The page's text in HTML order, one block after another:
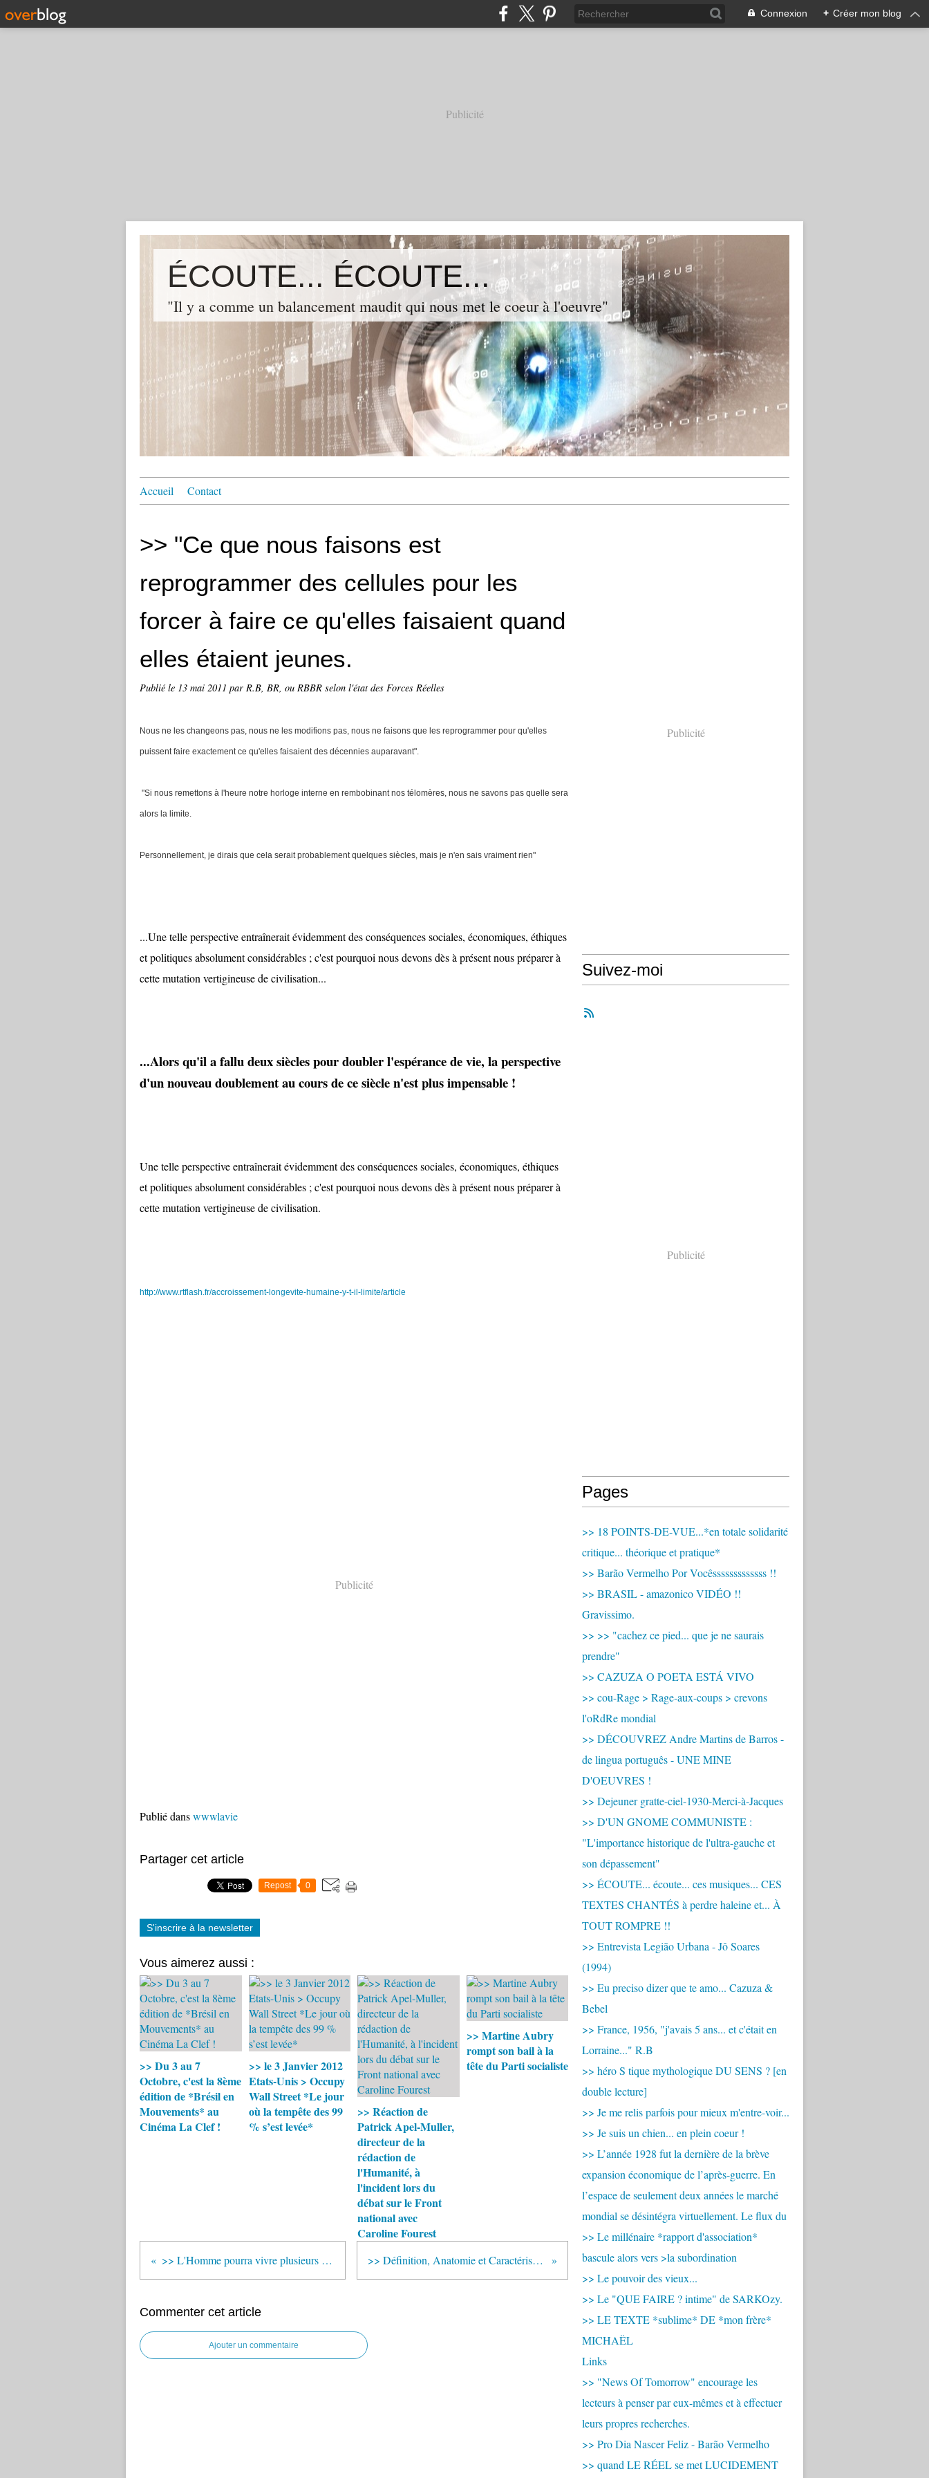
Connexion + Créer mon blog
Publicité
ÉCOUTE... ÉCOUTE...
"Il y a comme un balancement maudit qui nous met le coeur à l'oeuvre"
Accueil Contact
>> "Ce que nous faisons est
reprogrammer des cellules pour les
forcer à faire ce qu'elles faisaient quand
elles étaient jeunes.
Publié le 13 mai 2011 par R.B, BR, ou RBBR selon l'état des Forces Réelles
Nous ne les changeons pas, nous ne les modifions pas, nous ne faisons que les reprogrammer pour qu'elles
puissent faire exactement ce qu'elles faisaient des décennies auparavant".
"Si nous remettons à l'heure notre horloge interne en rembobinant nos télomères, nous ne savons pas quelle sera
alors la limite.
Personnellement, je dirais que cela serait probablement quelques siècles, mais je n'en sais vraiment rien"
...Une telle perspective entraînerait évidemment des conséquences sociales, économiques, éthiques
et politiques absolument considérables ; c'est pourquoi nous devons dès à présent nous préparer à
cette mutation vertigineuse de civilisation...
...Alors qu'il a fallu deux siècles pour doubler l'espérance de vie, la perspective
d'un nouveau doublement au cours de ce siècle n'est plus impensable !
Une telle perspective entraînerait évidemment des conséquences sociales, économiques, éthiques
et politiques absolument considérables ; c'est pourquoi nous devons dès à présent nous préparer à
cette mutation vertigineuse de civilisation.
http://www.rtflash.fr/accroissement-longevite-humaine-y-t-il-limite/article
Publicité
Publié danswwwlavie
Partager cet article
Repost 0
S'inscrire à la newsletter
Vous aimerez aussi :
>> Du 3 au 7
Octobre, c'est la 8ème
édition de *Brésil en
Mouvements* au
Cinéma La Clef !
>> le 3 Janvier 2012
Etats-Unis > Occupy
Wall Street *Le jour
où la tempête des 99
% s’est levée*
>> Réaction de
Patrick Apel-Muller,
directeur de la
rédaction de
l'Humanité, à
l'incident lors du
débat sur le Front
national avec
Caroline Fourest
>> Martine Aubry
rompt son bail à la
tête du Parti socialiste
>> L'Homme pourra vivre plusieurs siècles... Probablement. >> Définition, Anatomie et Caractéristiques du Corps Calleux
Commenter cet article
Ajouter un commentaire
Publicité
Suivez-moi
Publicité
Pages
>> 18 POINTS-DE-VUE...*en totale solidarité
critique... théorique et pratique*
>> Barão Vermelho Por Vocêsssssssssssss !!
>> BRASIL - amazonico VIDÉO !!
Gravissimo.
>> >> "cachez ce pied... que je ne saurais
prendre"
>> CAZUZA O POETA ESTÁ VIVO
>> cou-Rage > Rage-aux-coups > crevons
l'oRdRe mondial
>> DÉCOUVREZ Andre Martins de Barros -
de lingua português - UNE MINE
D'OEUVRES !
>> Dejeuner gratte-ciel-1930-Merci-à-Jacques
>> D'UN GNOME COMMUNISTE :
"L'importance historique de l'ultra-gauche et
son dépassement"
>> ÉCOUTE... écoute... ces musiques... CES
TEXTES CHANTÉS à perdre haleine et... À
TOUT ROMPRE !!
>> Entrevista Legião Urbana - Jô Soares
(1994)
>> Eu preciso dizer que te amo... Cazuza &
Bebel
>> France, 1956, "j'avais 5 ans... et c'était en
Lorraine..." R.B
>> héro S tique mythologique DU SENS ? [en
double lecture]
>> Je me relis parfois pour mieux m'entre-voir...
>> Je suis un chien... en plein coeur !
>> L’année 1928 fut la dernière de la brève
expansion économique de l’après-guerre. En
l’espace de seulement deux années le marché
mondial se désintégra virtuellement. Le flux du
>> Le millénaire *rapport d'association*
bascule alors vers >la subordination
>> Le pouvoir des vieux...
>> Le "QUE FAIRE ? intime" de SARKOzy.
>> LE TEXTE *sublime* DE *mon frère*
MICHAËL
Links
>> "News Of Tomorrow" encourage les
lecteurs à penser par eux-mêmes et à effectuer
leurs propres recherches.
>> Pro Dia Nascer Feliz - Barão Vermelho
>> quand LE RÉEL se met LUCIDEMENT